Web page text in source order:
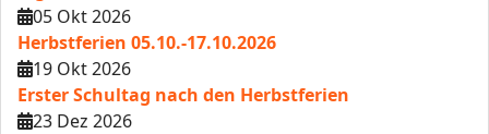
05 Okt 2026
Herbstferien 05.10.-17.10.2026
19 Okt 2026
Erster Schultag nach den Herbstferien
23 Dez 2026